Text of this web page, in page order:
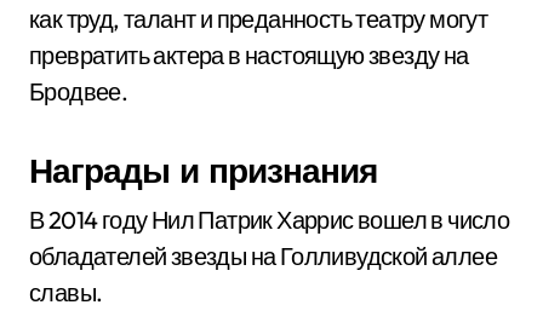
как труд, талант и преданность театру могут
превратить актера в настоящую звезду на
Бродвее.
Награды и признания
В 2014 году Нил Патрик Харрис вошел в число
обладателей звезды на Голливудской аллее
славы.